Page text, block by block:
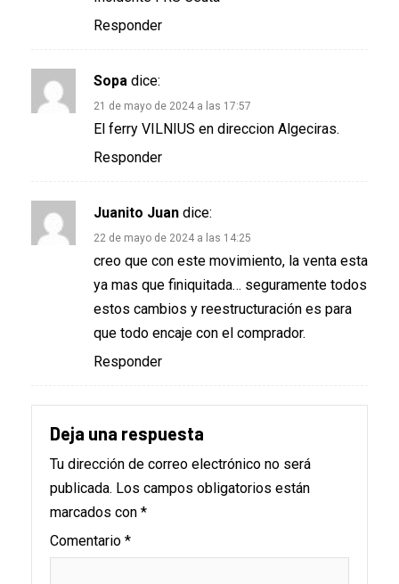
Responder
Sopa dice:
21 de mayo de 2024 a las 17:57
El ferry VILNIUS en direccion Algeciras.
Responder
Juanito Juan dice:
22 de mayo de 2024 a las 14:25
creo que con este movimiento, la venta esta
ya mas que finiquitada… seguramente todos
estos cambios y reestructuración es para
que todo encaje con el comprador.
Responder
Deja una respuesta
Tu dirección de correo electrónico no será
publicada. Los campos obligatorios están
marcados con *
Comentario *